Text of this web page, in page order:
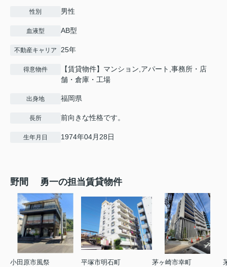
性別 男性
血液型 AB型
不動産キャリア 25年
得意物件
【賃貸物件】マンション,アパート,事務所・店
舗・倉庫・工場
出身地 福岡県
長所 前向きな性格です。
生年月日 1974年04月28日
野間 勇一の担当賃貸物件
小田原市風祭
平塚市明石町
茅ヶ崎市幸町